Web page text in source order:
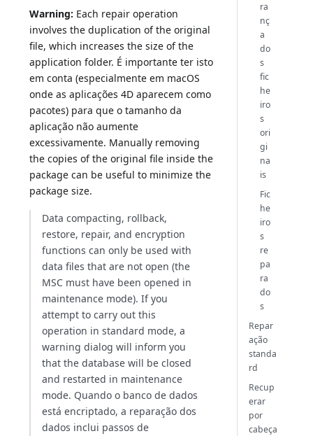
Warning: Each repair operation
involves the duplication of the original
file, which increases the size of the
application folder. É importante ter isto
em conta (especialmente em macOS
onde as aplicações 4D aparecem como
pacotes) para que o tamanho da
aplicação não aumente
excessivamente. Manually removing
the copies of the original file inside the
package can be useful to minimize the
package size.
Data compacting, rollback,
restore, repair, and encryption
functions can only be used with
data files that are not open (the
MSC must have been opened in
maintenance mode). If you
attempt to carry out this
operation in standard mode, a
warning dialog will inform you
that the database will be closed
and restarted in maintenance
mode. Quando o banco de dados
está encriptado, a reparação dos
dados inclui passos de
ra
nç
a
do
s
fic
he
iro
s
ori
gi
na
is
Fic
he
iro
s
re
pa
ra
do
s
Repar
ação
standa
rd
Recup
erar
por
cabeça